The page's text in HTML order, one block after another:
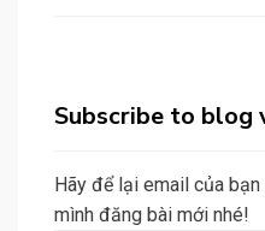
Subscribe to blog
Hãy để lại email của
mình đăng bài mới nhé!